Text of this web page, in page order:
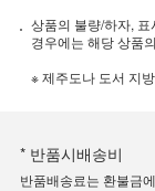
상품의 불량/하자,
경우에는 해당 상품
※ 제주도나 도서 지
* 반품시배송비
반품배송료는 환불금